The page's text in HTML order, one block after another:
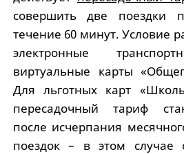
совершить две
течение 60 минут. Условие
электронные
виртуальные карты
Для льготных карт
пересадочный тариф
после исчерпания
поездок – в этом случае